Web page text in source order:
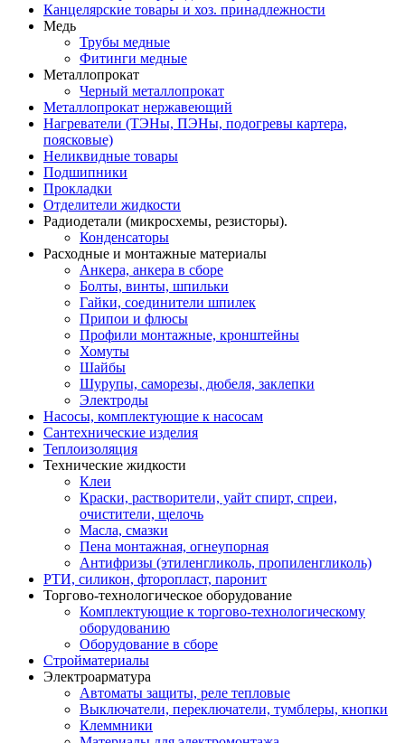
Канцелярские товары и хоз. принадлежности
Медь
Трубы медные
Фитинги медные
Металлопрокат
Черный металлопрокат
Металлопрокат нержавеющий
Нагреватели (ТЭНы, ПЭНы, подогревы картера,
поясковые)
Неликвидные товары
Подшипники
Прокладки
Отделители жидкости
Радиодетали (микросхемы, резисторы).
Конденсаторы
Расходные и монтажные материалы
Анкера, анкера в сборе
Болты, винты, шпильки
Гайки, соединители шпилек
Припои и флюсы
Профили монтажные, кронштейны
Хомуты
Шайбы
Шурупы, саморезы, дюбеля, заклепки
Электроды
Насосы, комплектующие к насосам
Сантехнические изделия
Теплоизоляция
Технические жидкости
Клеи
Краски, растворители, уайт спирт, спреи,
очистители, щелочь
Масла, смазки
Пена монтажная, огнеупорная
Антифризы (этиленгликоль, пропиленгликоль)
РТИ, силикон, фторопласт, паронит
Торгово-технологическое оборудование
Комплектующие к торгово-технологическому
оборудованию
Оборудование в сборе
Стройматериалы
Электроарматура
Автоматы защиты, реле тепловые
Выключатели, переключатели, тумблеры, кнопки
Клеммники